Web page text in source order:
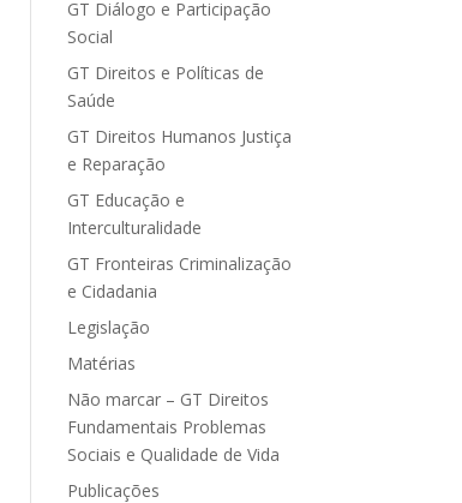
GT Diálogo e Participação
Social
GT Direitos e Políticas de
Saúde
GT Direitos Humanos Justiça
e Reparação
GT Educação e
Interculturalidade
GT Fronteiras Criminalização
e Cidadania
Legislação
Matérias
Não marcar – GT Direitos
Fundamentais Problemas
Sociais e Qualidade de Vida
Publicações